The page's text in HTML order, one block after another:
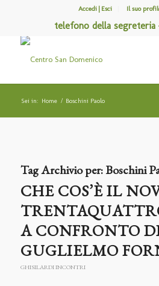
Accedi | Esci Il suo
telefono della segreteria
Sei in: Home / Boschini Paolo
Tag Archivio per:Boschini
CHE COS’È IL
A CONFRONTO
GUGLIELMO
GHISILARDI INCONTRI